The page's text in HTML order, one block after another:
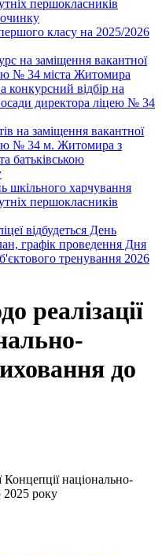
першокласників
класу на 2025/2026
на заміщення вакантної
№ 34 міста Житомира
конкурсний відбір на
директора ліцею № 34
на заміщення вакантної
№ 34 м. Житомира з
батьківською
шкільного харчування
першокласників
відбудеться День
графік проведення Дня
тренування 2026
реалізації
до
Концепції національно-
2025 року